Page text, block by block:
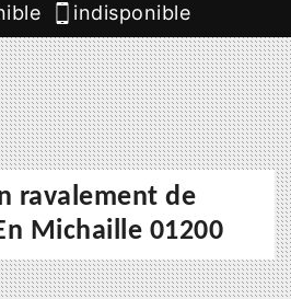
indisponible
ravalement de
Michaille 01200